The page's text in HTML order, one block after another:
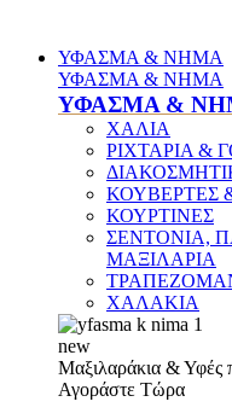
ΥΦΑΣΜΑ & ΝΗΜΑ
ΥΦΑΣΜΑ & ΝΗΜΑ
ΥΦΑΣΜΑ &
ΧΑΛΙΑ
ΡΙΧΤΑΡΙΑ &
ΚΟΥΒΕΡΤΕΣ
ΚΟΥΡΤΙΝΕΣ
ΣΕΝΤΟΝΙΑ,
ΜΑΞΙΛΑΡΙΑ
ΧΑΛΑΚΙΑ
new
Μαξιλαράκια & Υφές
Αγοράστε Τώρα